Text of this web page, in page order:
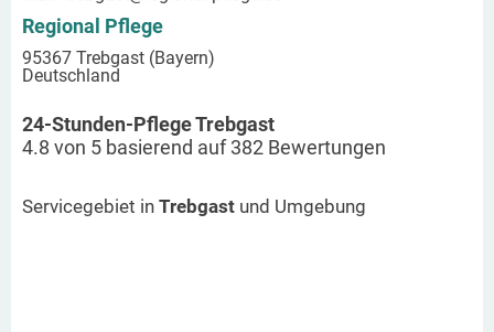
Regional Pflege
95367 Trebgast (Bayern)
Deutschland
24-Stunden-Pflege Trebgast
4.8 von 5 basierend auf382 Bewertungen
Servicegebiet in Trebgast und Umgebung